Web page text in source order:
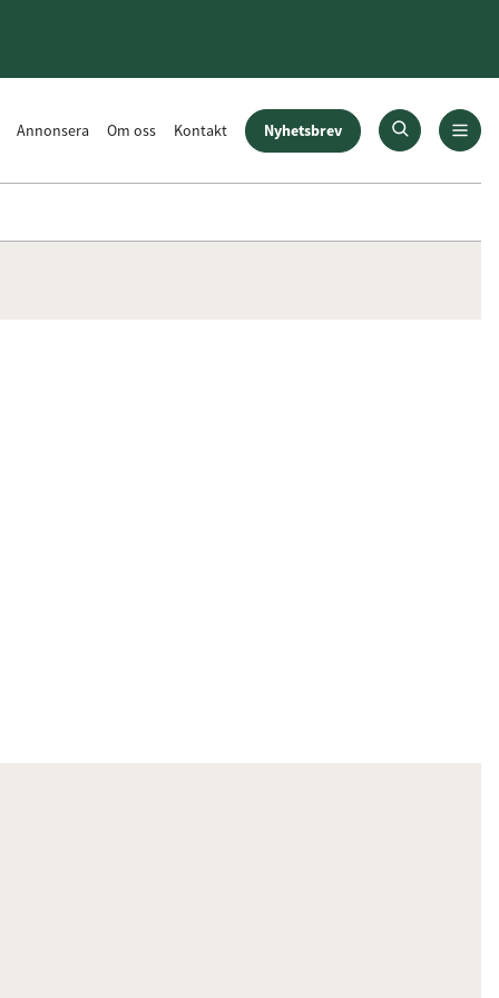
Annonsera Om oss Kontakt Nyhetsbrev